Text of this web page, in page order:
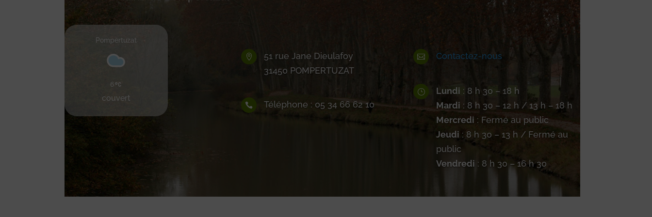
Pompertuzat
6
couvert

51 rue Jane Dieulafoy
31450 POMPERTUZAT
 Téléphone : 05 34 66 62 10
 Contactez-nous
} Lundi : 8 h 30 – 18 h
Mardi : 8 h 30 – 12 h / 13 h – 18 h
Mercredi : Fermé au public
Jeudi : 8 h 30 – 13 h / Fermé au
public
Vendredi : 8 h 30 – 16 h 30